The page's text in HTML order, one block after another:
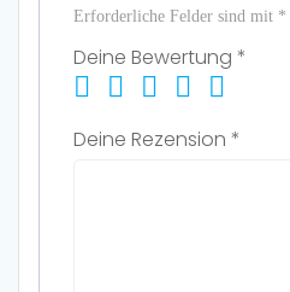
Erforderliche Felder sind mit *
Deine Bewertung *
Deine Rezension *